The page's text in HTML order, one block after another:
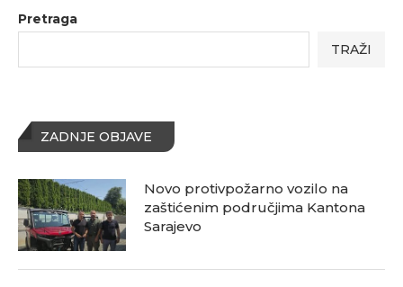
Pretraga
TRAŽI
ZADNJE OBJAVE
Novo protivpožarno vozilo na
zaštićenim područjima Kantona
Sarajevo